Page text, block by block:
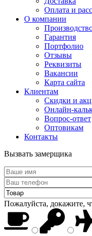
Оплата и
О компании
Гарантия
Портфолио
Отзывы
Реквизиты
Вакансии
Карта сайта
Клиентам
Скидки и
Онлайн-
Вопрос-ответ
Оптовикам
Контакты
Вызвать замерщика
Пожалуйста, докажите,